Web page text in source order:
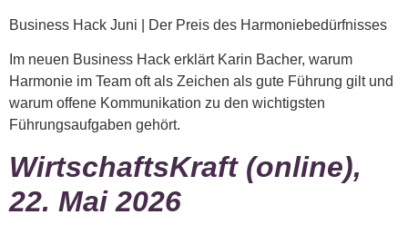
Business Hack Juni | Der Preis des Harmoniebedürfnisses
Im neuen Business Hack erklärt Karin Bacher, warum
Harmonie im Team oft als Zeichen als gute Führung gilt und
warum offene Kommunikation zu den wichtigsten
Führungsaufgaben gehört.
WirtschaftsKraft (online),
22. Mai 2026